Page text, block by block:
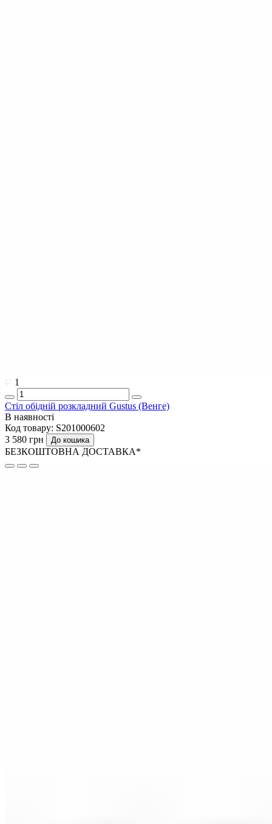
1
Стіл обідній розкладний Gustus (Венге)
В наявності
Код товару: S201000602
3 580 грн
До кошика
БЕЗКОШТОВНА ДОСТАВКА*